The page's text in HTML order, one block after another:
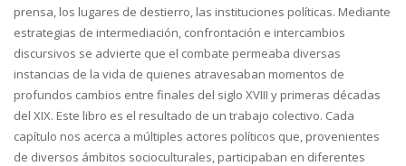
prensa, los lugares de destierro, las instituciones políticas. Mediante
estrategias de intermediación, confrontación e intercambios
discursivos se advierte que el combate permeaba diversas
instancias de la vida de quienes atravesaban momentos de
profundos cambios entre finales del siglo XVIII y primeras décadas
del XIX. Este libro es el resultado de un trabajo colectivo. Cada
capítulo nos acerca a múltiples actores políticos que, provenientes
de diversos ámbitos socioculturales, participaban en diferentes